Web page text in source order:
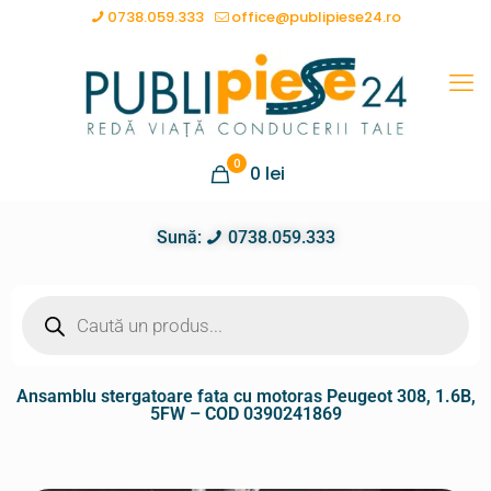
0738.059.333 office@publipiese24.ro
0 0 lei
Sună: 0738.059.333
Ansamblu stergatoare fata cu motoras Peugeot 308, 1.6B,
5FW – COD 0390241869